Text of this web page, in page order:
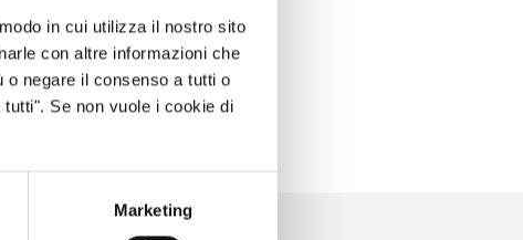
in cui utilizza il nostro sito
con altre informazioni che
negare il consenso a tutti o
Se non vuole i cookie di
Marketing